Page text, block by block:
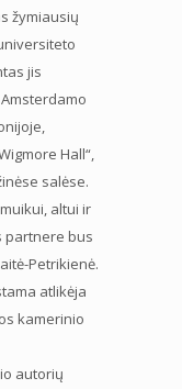
žymiausių
jis
Hall“,
salėse.
altui ir
partnere bus
Petrikienė.
atlikėja
kamerinio
autorių